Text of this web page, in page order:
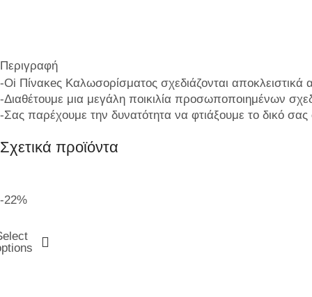
Περιγραφή
-Oi Πίνακeς Καλωσορίσματος σχεδιάζονται
-Διαθέτουμε μια μεγάλη ποικιλία προσωποποιημένων
-Σας παρέχουμε την δυνατότητα να φτιάξουμε το δικό
Σχετικά προϊόντα
-22%